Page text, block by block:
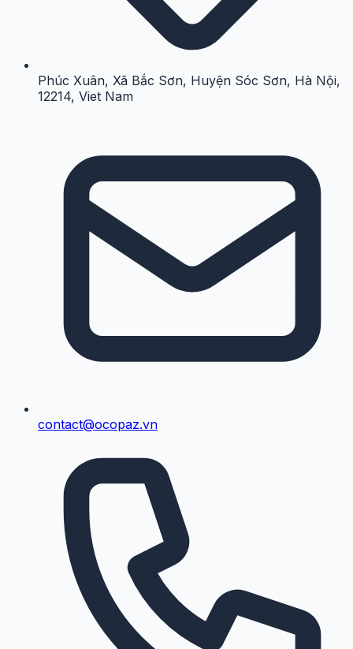
Phúc Xuân, Xã Bắc Sơn, Huyện Sóc Sơn, Hà Nội,
12214, Viet Nam
contact@ocopaz.vn